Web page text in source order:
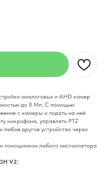
аналоговых и AHD камер
до 8 Мп. С помощью
c камеры и подать на неё
микрофона, управлять PTZ
любое другое устройство через
помощником любого инсталлятора
V2: